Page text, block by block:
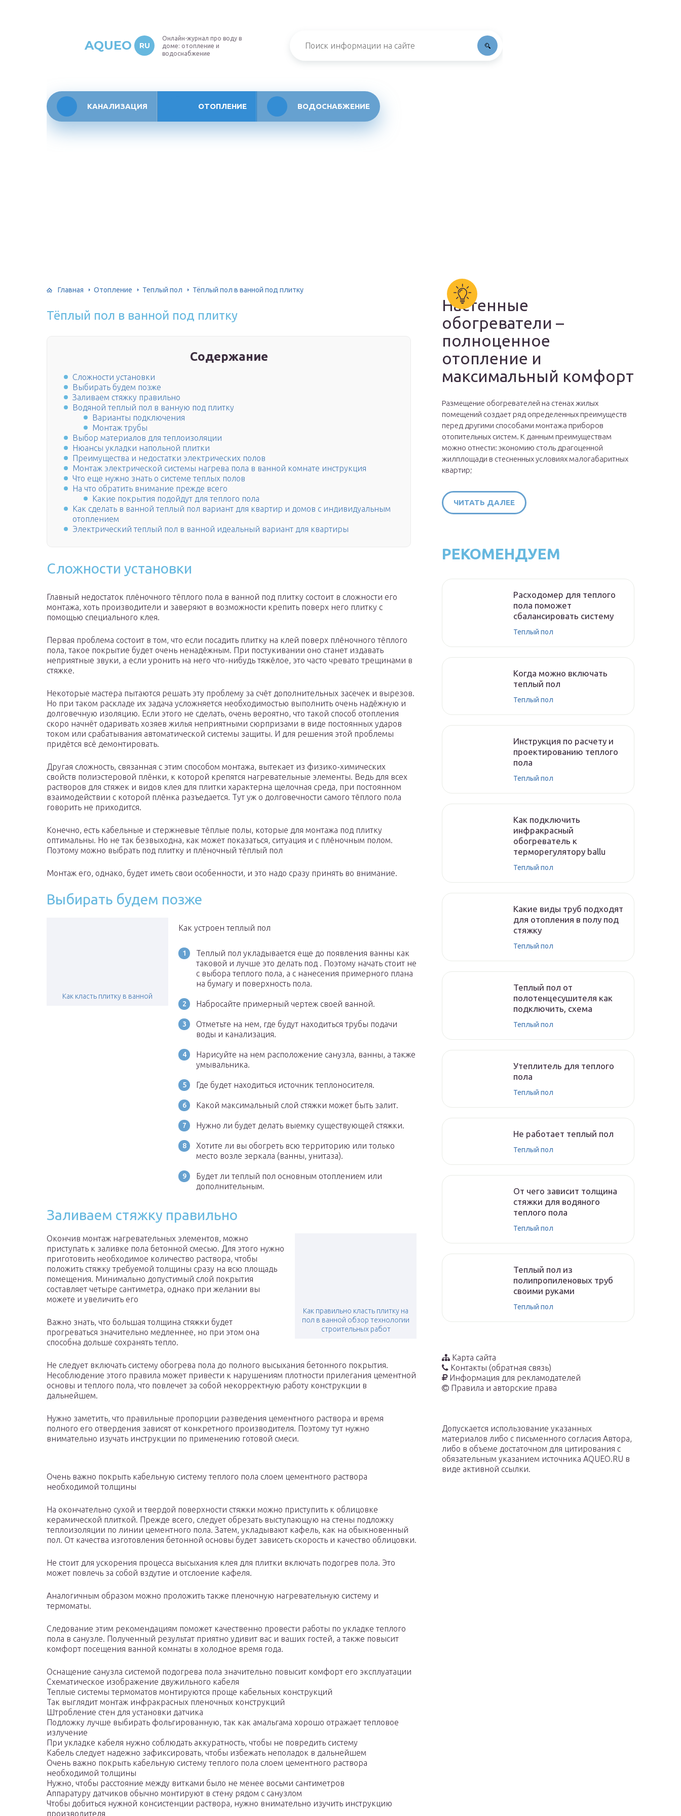
AQUEO RU
Онлайн-журнал про воду в
доме: отопление и
водоснабжение
КАНАЛИЗАЦИЯ ОТОПЛЕНИЕ ВОДОСНАБЖЕНИЕ
Главная Отопление Теплый пол Тёплый пол в ванной под плитку
Тёплый пол в ванной под плитку
Содержание
Сложности установки
Выбирать будем позже
Заливаем стяжку правильно
Водяной теплый пол в ванную под плитку
Варианты подключения
Монтаж трубы
Выбор материалов для теплоизоляции
Нюансы укладки напольной плитки
Преимущества и недостатки электрических полов
Монтаж электрической системы нагрева пола в ванной комнате инструкция
Что еще нужно знать о системе теплых полов
На что обратить внимание прежде всего
Какие покрытия подойдут для теплого пола
Как сделать в ванной теплый пол вариант для квартир и домов с индивидуальным
отоплением
Электрический теплый пол в ванной идеальный вариант для квартиры
Сложности установки
Главный недостаток плёночного тёплого пола в ванной под плитку состоит в сложности его
монтажа, хоть производители и заверяют в возможности крепить поверх него плитку с
помощью специального клея.
Первая проблема состоит в том, что если посадить плитку на клей поверх плёночного тёплого
пола, такое покрытие будет очень ненадёжным. При постукивании оно станет издавать
неприятные звуки, а если уронить на него что-нибудь тяжёлое, это часто чревато трещинами в
стяжке.
Некоторые мастера пытаются решать эту проблему за счёт дополнительных засечек и вырезов.
Но при таком раскладе их задача усложняется необходимостью выполнить очень надёжную и
долговечную изоляцию. Если этого не сделать, очень вероятно, что такой способ отопления
скоро начнёт одаривать хозяев жилья неприятными сюрпризами в виде постоянных ударов
током или срабатывания автоматической системы защиты. И для решения этой проблемы
придётся всё демонтировать.
Другая сложность, связанная с этим способом монтажа, вытекает из физико-химических
свойств полиэстеровой плёнки, к которой крепятся нагревательные элементы. Ведь для всех
растворов для стяжек и видов клея для плитки характерна щелочная среда, при постоянном
взаимодействии с которой плёнка разъедается. Тут уж о долговечности самого тёплого пола
говорить не приходится.
Конечно, есть кабельные и стержневые тёплые полы, которые для монтажа под плитку
оптимальны. Но не так безвыходна, как может показаться, ситуация и с плёночным полом.
Поэтому можно выбрать под плитку и плёночный тёплый пол
Монтаж его, однако, будет иметь свои особенности, и это надо сразу принять во внимание.
Выбирать будем позже
Как класть плитку в ванной
Как устроен теплый пол
Теплый пол укладывается еще до появления ванны как
таковой и лучше это делать под . Поэтому начать стоит не
с выбора теплого пола, а с нанесения примерного плана
на бумагу и поверхность пола.
Набросайте примерный чертеж своей ванной.
Отметьте на нем, где будут находиться трубы подачи
воды и канализация.
Нарисуйте на нем расположение санузла, ванны, а также
умывальника.
Где будет находиться источник теплоносителя.
Какой максимальный слой стяжки может быть залит.
Нужно ли будет делать выемку существующей стяжки.
Хотите ли вы обогреть всю территорию или только
место возле зеркала (ванны, унитаза).
Будет ли теплый пол основным отоплением или
дополнительным.
Заливаем стяжку правильно
Как правильно класть плитку на
пол в ванной обзор технологии
строительных работ
Окончив монтаж нагревательных элементов, можно
приступать к заливке пола бетонной смесью. Для этого нужно
приготовить необходимое количество раствора, чтобы
положить стяжку требуемой толщины сразу на всю площадь
помещения. Минимально допустимый слой покрытия
составляет четыре сантиметра, однако при желании вы
можете и увеличить его
Важно знать, что большая толщина стяжки будет
прогреваться значительно медленнее, но при этом она
способна дольше сохранять тепло.
Не следует включать систему обогрева пола до полного высыхания бетонного покрытия.
Несоблюдение этого правила может привести к нарушениям плотности прилегания цементной
основы и теплого пола, что повлечет за собой некорректную работу конструкции в
дальнейшем.
Нужно заметить, что правильные пропорции разведения цементного раствора и время
полного его отвердения зависят от конкретного производителя. Поэтому тут нужно
внимательно изучать инструкции по применению готовой смеси.
Очень важно покрыть кабельную систему теплого пола слоем цементного раствора
необходимой толщины
На окончательно сухой и твердой поверхности стяжки можно приступить к облицовке
керамической плиткой. Прежде всего, следует обрезать выступающую на стены подложку
теплоизоляции по линии цементного пола. Затем, укладывают кафель, как на обыкновенный
пол. От качества изготовления бетонной основы будет зависеть скорость и качество облицовки.
Не стоит для ускорения процесса высыхания клея для плитки включать подогрев пола. Это
может повлечь за собой вздутие и отслоение кафеля.
Аналогичным образом можно проложить также пленочную нагревательную систему и
термоматы.
Следование этим рекомендациям поможет качественно провести работы по укладке теплого
пола в санузле. Полученный результат приятно удивит вас и ваших гостей, а также повысит
комфорт посещения ванной комнаты в холодное время года.
Оснащение санузла системой подогрева пола значительно повысит комфорт его эксплуатации
Схематическое изображение двужильного кабеля
Теплые системы термоматов монтируются проще кабельных конструкций
Так выглядит монтаж инфракрасных пленочных конструкций
Штробление стен для установки датчика
Подложку лучше выбирать фольгированную, так как амальгама хорошо отражает тепловое
излучение
При укладке кабеля нужно соблюдать аккуратность, чтобы не повредить систему
Кабель следует надежно зафиксировать, чтобы избежать неполадок в дальнейшем
Очень важно покрыть кабельную систему теплого пола слоем цементного раствора
необходимой толщины
Нужно, чтобы расстояние между витками было не менее восьми сантиметров
Аппаратуру датчиков обычно монтируют в стену рядом с санузлом
Чтобы добиться нужной консистенции раствора, нужно внимательно изучить инструкцию
производителя
Настенные
обогреватели –
полноценное
отопление и
максимальный комфорт
Размещение обогревателей на стенах жилых
помещений создает ряд определенных преимуществ
перед другими способами монтажа приборов
отопительных систем. К данным преимуществам
можно отнести: экономию столь драгоценной
жилплощади в стесненных условиях малогабаритных
квартир;
ЧИТАТЬ ДАЛЕЕ
РЕКОМЕНДУЕМ
Расходомер для теплого
пола поможет
сбалансировать систему
Теплый пол
Когда можно включать
теплый пол
Теплый пол
Инструкция по расчету и
проектированию теплого
пола
Теплый пол
Как подключить
инфракрасный
обогреватель к
терморегулятору ballu
Теплый пол
Какие виды труб подходят
для отопления в полу под
стяжку
Теплый пол
Теплый пол от
полотенцесушителя как
подключить, схема
Теплый пол
Утеплитель для теплого
пола
Теплый пол
Не работает теплый пол
Теплый пол
От чего зависит толщина
стяжки для водяного
теплого пола
Теплый пол
Теплый пол из
полипропиленовых труб
своими руками
Теплый пол
Карта сайта
Контакты (обратная связь)
Информация для рекламодателей
Правила и авторские права
Допускается использование указанных
материалов либо с письменного согласия Автора,
либо в объеме достаточном для цитирования с
обязательным указанием источника AQUEO.RU в
виде активной ссылки.